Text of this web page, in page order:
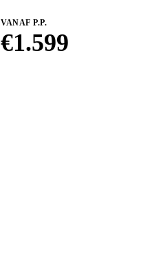
VANAF P.P.
€1.599